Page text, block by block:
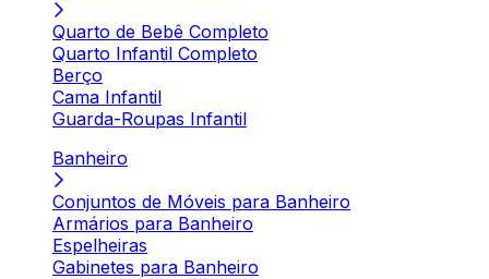
Quarto de Bebê Completo
Quarto Infantil Completo
Berço
Cama Infantil
Guarda-Roupas Infantil
Banheiro
Conjuntos de Móveis para Banheiro
Armários para Banheiro
Espelheiras
Gabinetes para Banheiro